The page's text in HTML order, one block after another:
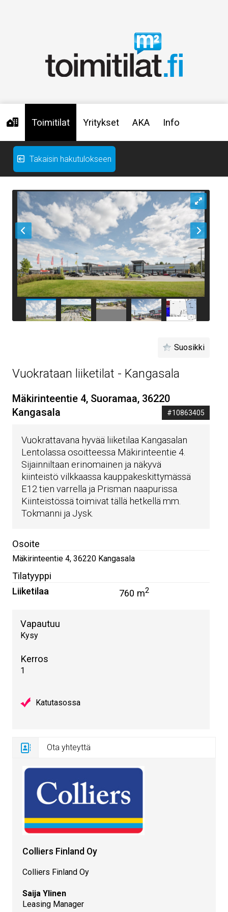
Toimitilat Yritykset AKA Info
Takaisin hakutulokseen
Suosikki
Vuokrataan liiketilat - Kangasala
Mäkirinteentie 4, Suoramaa, 36220
Kangasala
#10863405
Vuokrattavana hyvää liiketilaa Kangasalan
Lentolassa osoitteessa Mäkirinteentie 4.
Sijainniltaan erinomainen ja näkyvä
kiinteistö vilkkaassa kauppakeskittymässä
E12 tien varrella ja Prisman naapurissa.
Kiinteistössä toimivat tällä hetkellä mm.
Tokmanni ja Jysk.
Osoite
Mäkirinteentie 4, 36220 Kangasala
Tilatyyppi
Liiketilaa
760 m2
Vapautuu
Kysy
Kerros
1
Katutasossa
Ota yhteyttä
Colliers Finland Oy
Colliers Finland Oy
Saija Ylinen
Leasing Manager